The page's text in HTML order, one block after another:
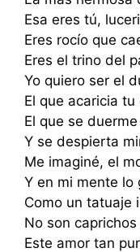
Esa eres tú,
Eres rocío que
Eres el trino del
Yo quiero ser el
El que acaricia
El que se
Y se despierta
Me imaginé, el
Y en mi mente lo
Como un tatuaje
No son
Este amor tan